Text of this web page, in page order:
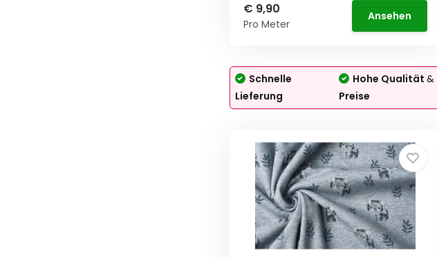
€ 9,90
Pro Meter
Ansehen
Schnelle
Lieferung
Hohe Qualität&
Preise